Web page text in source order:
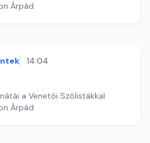
Árpád
14:04
a Venetói Szólistákkal
Árpád